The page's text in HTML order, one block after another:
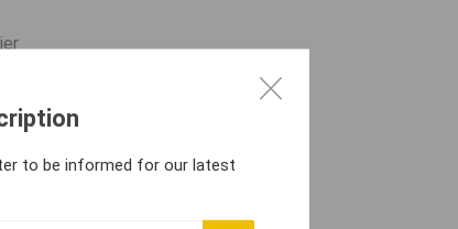
to be informed for our latest